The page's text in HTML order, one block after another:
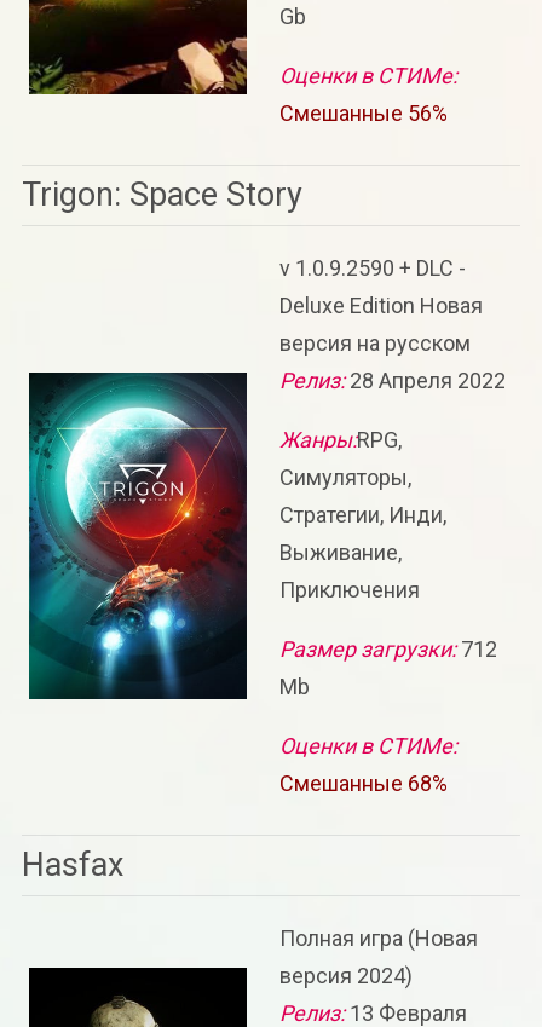
Gb
Оценки в СТИМе:
Смешанные 56%
Trigon: Space Story
v 1.0.9.2590 + DLC -
Deluxe Edition Новая
версия на русском
Релиз:28 Апреля 2022
Жанры:RPG,
Симуляторы,
Стратегии, Инди,
Выживание,
Приключения
Размер загрузки:712
Mb
Оценки в СТИМе:
Смешанные 68%
Hasfax
Полная игра (Новая
версия 2024)
Релиз:13 Февраля